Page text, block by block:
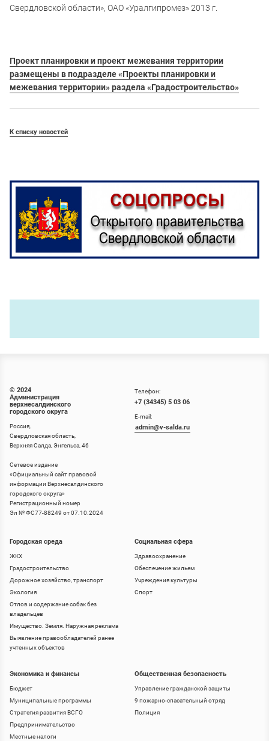
Свердловской области», ОАО «Уралгипромез» 2013 г.
Проект планировки и проект межевания территории
размещены в подразделе «Проекты планировки и
межевания территории» раздела «Градостроительство»
К списку новостей
© 2024
Администрация
верхнесалдинского
городского округа
Россия,
Свердловская область,
Верхняя Салда, Энгельса, 46
Сетевое издание
«Официальный сайт правовой
информации Верхнесалдинского
городского округа»
Регистрационный номер
Эл № ФС77-88249 от 07.10.2024
Городская среда
ЖКХ
Градостроительство
Дорожное хозяйство, транспорт
Экология
Отлов и содержание собак без
владельцев
Имущество. Земля. Наружная реклама
Выявление правообладателей ранее
учтенных объектов
Социальная сфера
Здравоохранение
Обеспечение жильем
Учреждения культуры
Спорт
Телефон:
+7 (34345) 5 03 06
E-mail:
admin@v-salda.ru
Экономика и финансы
Бюджет
Муниципальные программы
Стратегия развития ВСГО
Предпринимательство
Местные налоги
Общественная безопасность
Управление гражданской защиты
9 пожарно-спасательный отряд
Полиция